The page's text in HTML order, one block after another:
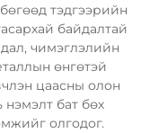
тэдгээрийн
байдалтай
чимэглэлийн
өнгөтэй
цаасны олон
нэмэлт бат бөх
олгодог.